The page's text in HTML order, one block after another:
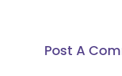
Post A